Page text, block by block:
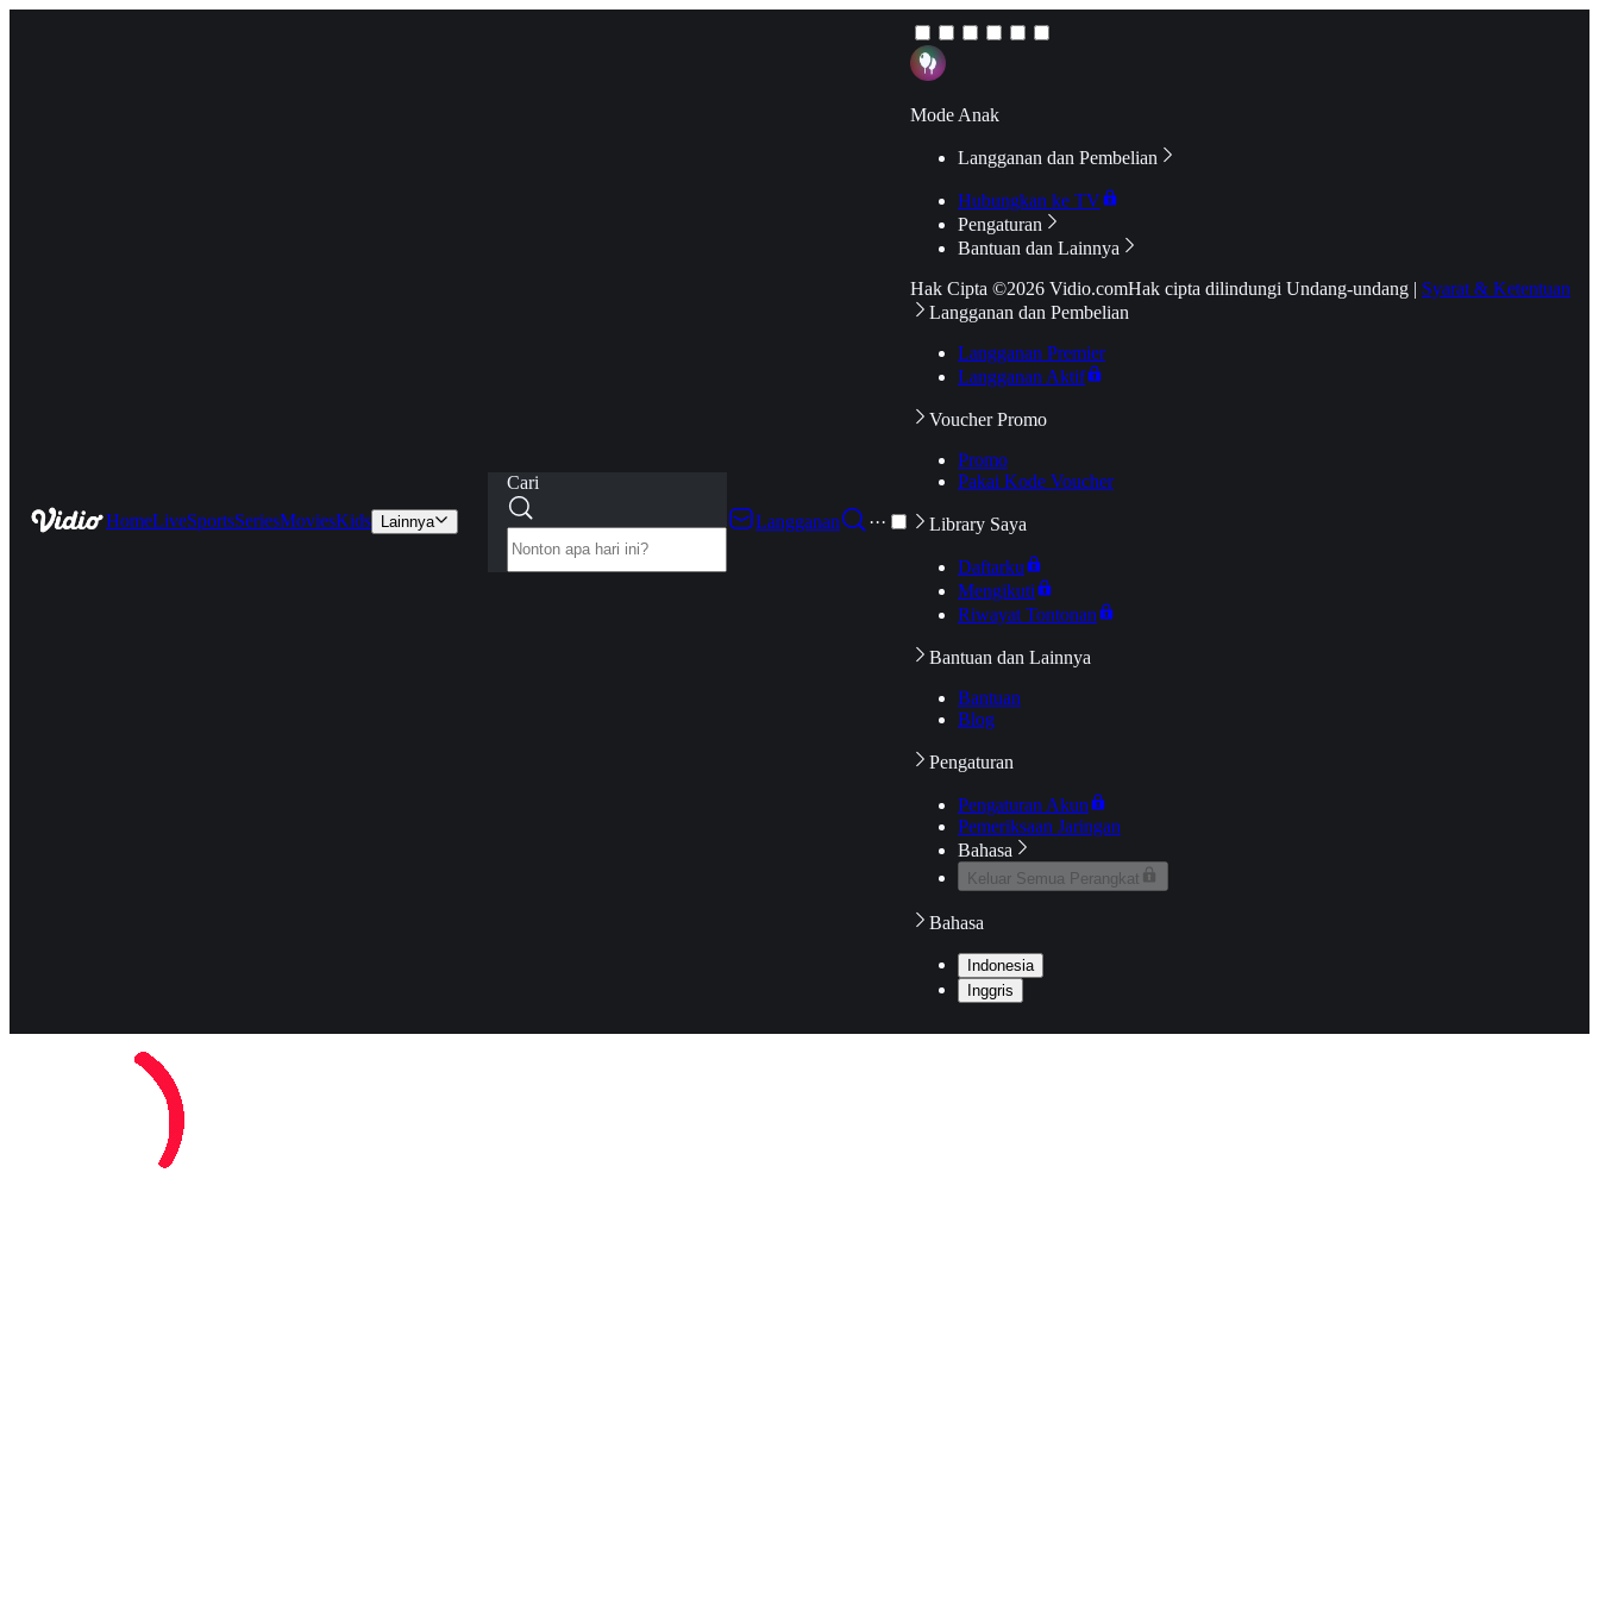
HomeLiveSportsSeriesMoviesKids Lainnya
Cari
Langganan
···
Mode Anak
Langganan dan Pembelian
Hubungkan ke TV
Pengaturan
Bantuan dan Lainnya
Hak Cipta ©2026 Vidio.comHak cipta dilindungi Undang-undang | Syarat & Ketentuan
Langganan dan Pembelian
Langganan Premier
Langganan Aktif
Voucher Promo
Promo
Pakai Kode Voucher
Library Saya
Daftarku
Mengikuti
Riwayat Tontonan
Bantuan dan Lainnya
Bantuan
Blog
Pengaturan
Pengaturan Akun
Pemeriksaan Jaringan
Bahasa
Keluar Semua Perangkat
Bahasa
Indonesia
Inggris